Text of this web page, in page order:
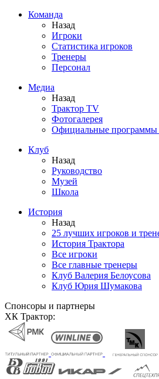
Команда
Назад
Игроки
Статистика игроков
Тренеры
Персонал
Медиа
Назад
Трактор TV
Фотогалерея
Официальные программы
Клуб
Назад
Руководство
Музей
Школа
История
Назад
25 лучших игроков и
История Трактора
Все игроки
Все главные тренеры
Клуб Валерия Белоусова
Клуб Юрия Шумакова
Спонсоры и партнеры
ХК Трактор: